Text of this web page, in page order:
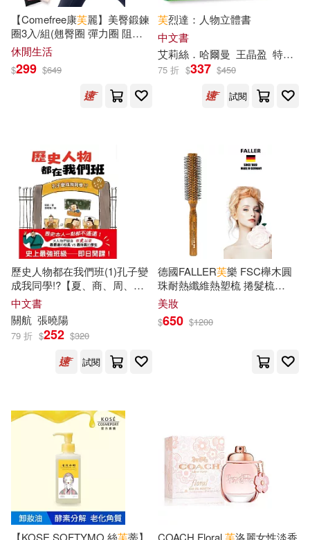
邱福龍(18) 陸楊(18)
霧滿攔江(18) 鞏孺萍(18)
（漢）許慎(18)
TYPE-MOON(17)
《漢語900句》編寫組編(17)
上海市商務委員會(17)
何良勝(17) 佚名(17)
劉正琪(17) 呂秀蓮(17)
天野こずえ(17) 宋路霞(17)
尾田栄一郎(17) 崔紹漢(17)
李傑(17) 李兆芳(17)
得利影視(118)
東方出版社(118)
上海人民美術出版社(115)
五南(115)
四川大學出版社(115)
江西教育出版社(115)
陝西師範大學出版社(115)
Linfair Records Limited(114)
中國華僑出版社(114)
Ingram(113) 墨刻(111)
山東人民出版社(111)
【Comefree康芙麗】美臀鍛鍊
圈3入/組(翹臀圈 彈力圈 阻力
圈 環狀彈力帶)
休閒生活
$299 $649
芙烈達：人物立體書
中文書
艾莉絲．哈爾曼 王晶盈 特蕾莎．貝隆
75 折 $337 $450
試閱
歷史人物都在我們班(1)孔子變
成我同學!?【夏、商、周、
秦、漢
本﹞
中文書
關航 張曉陽
79 折 $252 $320
試閱
德國FALLER芙樂 FSC櫸木圓
珠耐熱纖維熱塑梳 捲髮梳
38MM 細軟頭髮也適用
美妝
$650 $1200
【KOSE SOFTYMO 絲芙蒂】 COACH Floral芙洛麗女性淡香